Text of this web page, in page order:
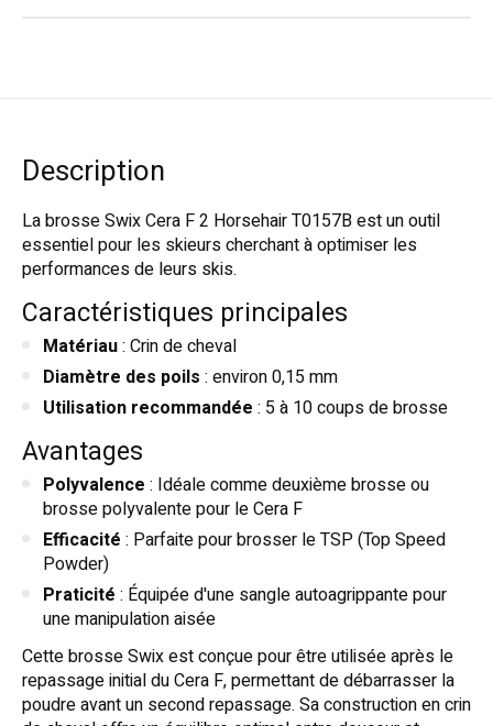
Description
La brosse Swix Cera F 2 Horsehair T0157B est un outil
essentiel pour les skieurs cherchant à optimiser les
performances de leurs skis.
Caractéristiques principales
Matériau: Crin de cheval
Diamètre des poils : environ 0,15 mm
Utilisation recommandée : 5 à 10 coups de brosse
Avantages
Polyvalence : Idéale comme deuxième brosse ou
brosse polyvalente pour le Cera F
Efficacité : Parfaite pour brosser le TSP (Top Speed
Powder)
Praticité : Équipée d'une sangle autoagrippante pour
une manipulation aisée
Cette brosse Swix est conçue pour être utilisée après le
repassage initial du Cera F, permettant de débarrasser la
poudre avant un second repassage. Sa construction en crin